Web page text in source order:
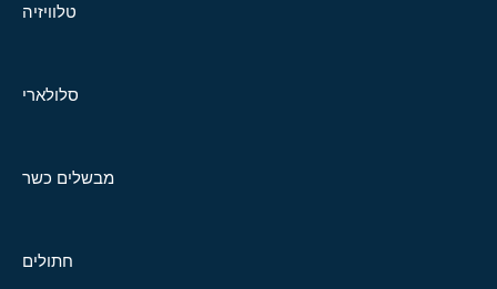
טלוויזיה
סלולארי
מבשלים כשר
חתולים